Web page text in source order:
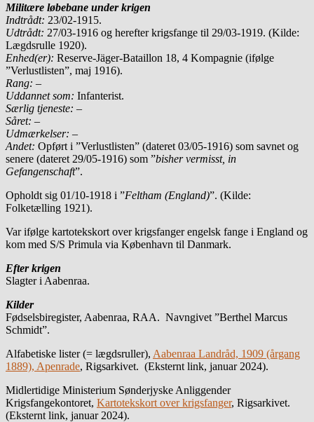
Militære løbebane under krigen
Indtrådt: 23/02-1915.
Udtrådt: 27/03-1916 og herefter krigsfange til 29/03-1919. (Kilde:
Lægdsrulle 1920).
Enhed(er): Reserve-Jäger-Bataillon 18, 4 Kompagnie (ifølge
”Verlustlisten”, maj 1916).
Rang: –
Uddannet som: Infanterist.
Særlig tjeneste: –
Såret: –
Udmærkelser: –
Andet: Opført i ”Verlustlisten” (dateret 03/05-1916) som savnet og
senere (dateret 29/05-1916) som ”bisher vermisst, in
Gefangenschaft”.
Opholdt sig 01/10-1918 i ”Feltham (England)”. (Kilde:
Folketælling 1921).
Var ifølge kartotekskort over krigsfanger engelsk fange i England og
kom med S/S Primula via København til Danmark.
Efter krigen
Slagter i Aabenraa.
Kilder
Fødselsbiregister, Aabenraa, RAA. Navngivet ”Berthel Marcus
Schmidt”.
Alfabetiske lister (= lægdsruller), Aabenraa Landråd, 1909 (årgang
1889), Apenrade, Rigsarkivet. (Eksternt link, januar 2024).
Midlertidige Ministerium Sønderjyske Anliggender
Krigsfangekontoret, Kartotekskort over krigsfanger, Rigsarkivet.
(Eksternt link, januar 2024).